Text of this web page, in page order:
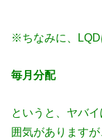
※ちなみに、LQD
毎月分配
というと、ヤバ
囲気があります